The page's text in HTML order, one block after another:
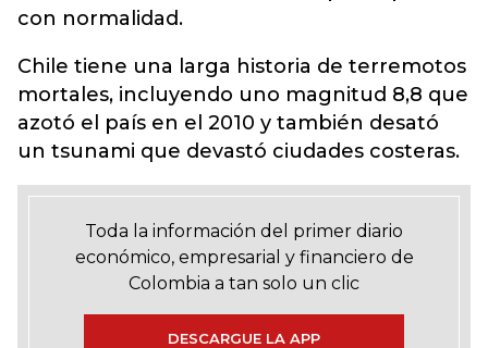
con normalidad.
Chile tiene una larga historia de terremotos
mortales, incluyendo uno magnitud 8,8 que
azotó el país en el 2010 y también desató
un tsunami que devastó ciudades costeras.
Toda la información del primer diario
económico, empresarial y financiero de
Colombia a tan solo un clic
DESCARGUE LA APP